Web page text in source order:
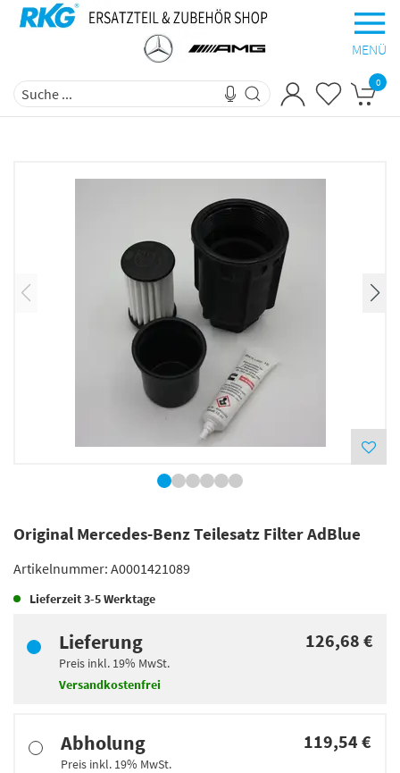
MENÜ
0
Original Mercedes-Benz Teilesatz Filter AdBlue
Artikelnummer: A0001421089
Lieferzeit3-5 Werktage
Lieferung
Preis inkl. 19% MwSt.
Versandkostenfrei
126,68 €
Abholung
Preis inkl. 19% MwSt.
119,54 €